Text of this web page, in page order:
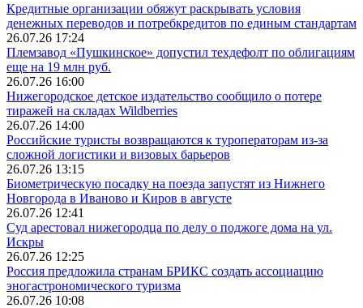
Кредитные организации обяжут раскрывать условия
денежных переводов и потребкредитов по единым стандартам
26.07.26 17:24
Племзавод «Пушкинское» допустил техдефолт по облигациям
еще на 19 млн руб.
26.07.26 16:00
Нижегородское детское издательство сообщило о потере
тиражей на складах Wildberries
26.07.26 14:00
Российские туристы возвращаются к туроператорам из‑за
сложной логистики и визовых барьеров
26.07.26 13:15
Биометрическую посадку на поезда запустят из Нижнего
Новгорода в Иваново и Киров в августе
26.07.26 12:41
Суд арестовал нижегородца по делу о поджоге дома на ул.
Искры
26.07.26 12:25
Россия предложила странам БРИКС создать ассоциацию
эногастрономического туризма
26.07.26 10:08